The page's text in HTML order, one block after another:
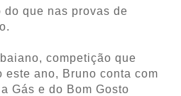
que nas provas de
competição que
este ano, Bruno conta com
Gás e do Bom Gosto